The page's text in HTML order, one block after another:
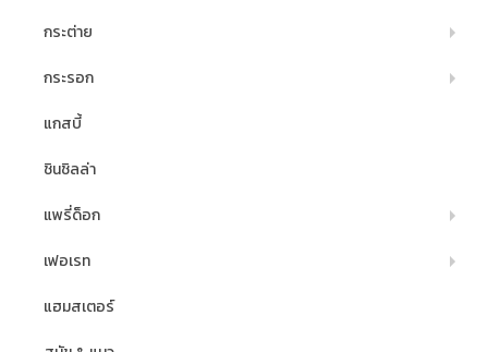
กระต่าย
กระรอก
แกสบี้
ชินชิลล่า
แพรี่ด็อก
เฟอเรท
แฮมสเตอร์